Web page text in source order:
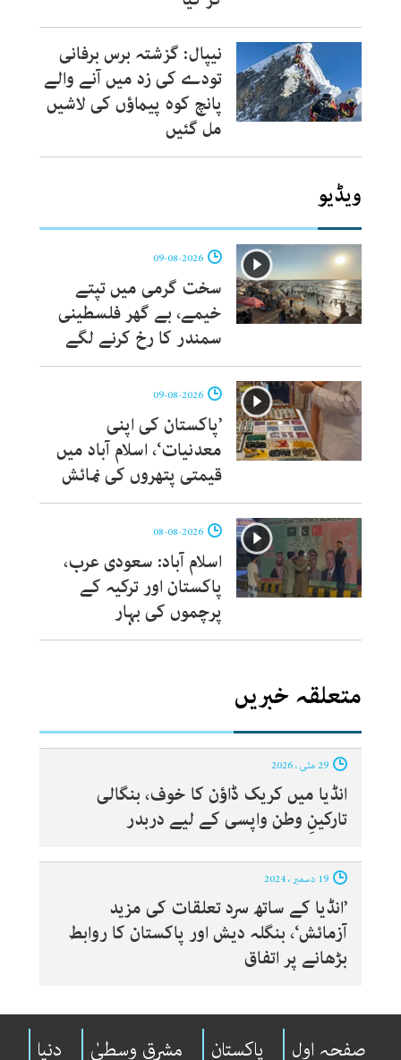
نیپال: گزشتہ برس برفانی
تودے کی زد میں آنے والے
پانچ کوہ پیماؤں کی لاشیں
مل گئیں
ویڈیو
سخت گرمی میں تپتے
خیمے، بے گھر فلسطینی
سمندر کا رخ کرنے لگے
’پاکستان کی اپنی
معدنیات‘، اسلام آباد میں
قیمتی پتھروں کی نمائش
اسلام آباد: سعودی عرب،
پاکستان اور ترکیہ کے
پرچموں کی بہار
متعلقہ خبریں
انڈیا میں کریک ڈاؤن کا خوف، بنگالی
تارکینِ وطن واپسی کے لیے دربدر
’انڈیا کے ساتھ سرد تعلقات کی مزید
آزمائش‘، بنگلہ دیش اور پاکستان کا روابط
بڑھانے پر اتفاق
صفحہ اول پاکستان مشرقِ وسطیٰ دنیا